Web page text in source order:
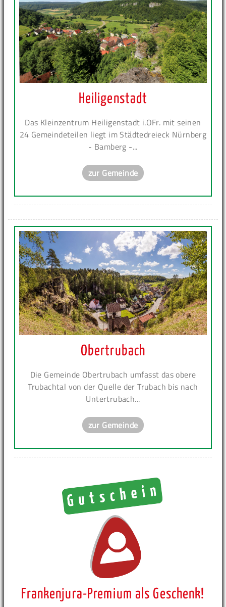
Heiligenstadt
Das Kleinzentrum Heiligenstadt i.OFr. mit seinen
24 Gemeindeteilen liegt im Städtedreieck Nürnberg
- Bamberg -...
zur Gemeinde
Obertrubach
Die Gemeinde Obertrubach umfasst das obere
Trubachtal von der Quelle der Trubach bis nach
Untertrubach...
zur Gemeinde
Frankenjura-Premium als Geschenk!